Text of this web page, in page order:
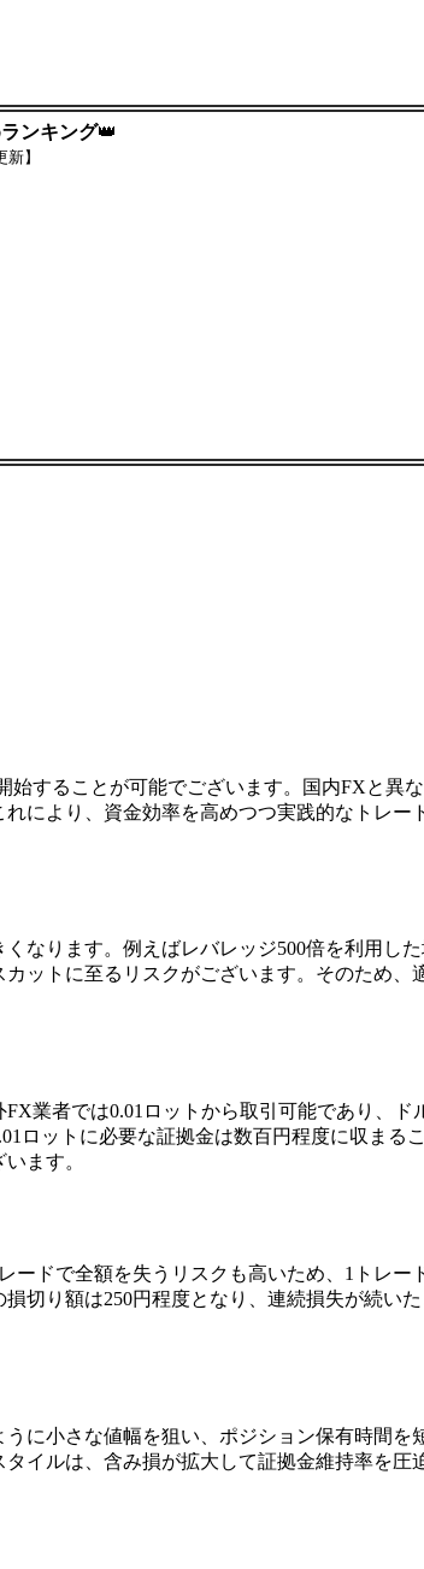
ンキング👑
】
することが可能でございます。国内FXと異
により、資金効率を高めつつ実践的なトレー
なります。例えばレバレッジ500倍を利用し
ットに至るリスクがございます。そのため、
業者では0.01ロットから取引可能であり、ド
ロットに必要な証拠金は数百円程度に収まる
ます。
ドで全額を失うリスクも高いため、1トレー
切り額は250円程度となり、連続損失が続い
に小さな値幅を狙い、ポジション保有時間を
イルは、含み損が拡大して証拠金維持率を圧